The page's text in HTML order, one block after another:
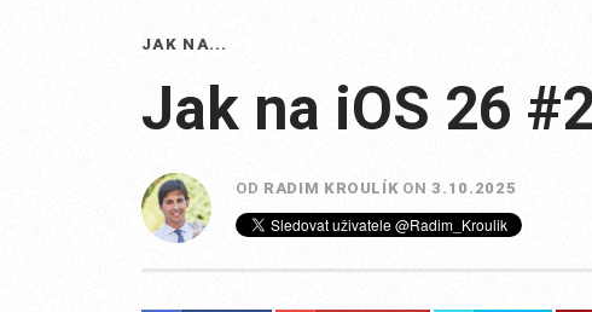
JAK NA...
Jak na iOS 26
OD RADIM KROULÍK ON3.10.2025